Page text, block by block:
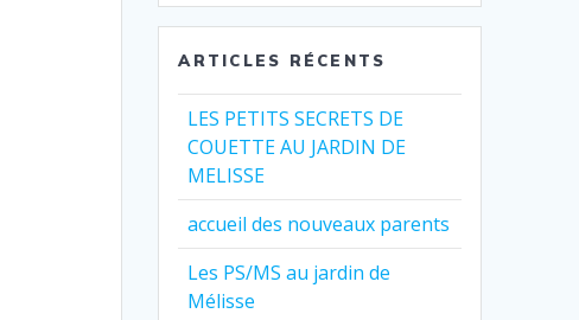
ARTICLES RÉCENTS
LES PETITS SECRETS DE
COUETTE AU JARDIN DE
MELISSE
accueil des nouveaux parents
Les PS/MS au jardin de
Mélisse